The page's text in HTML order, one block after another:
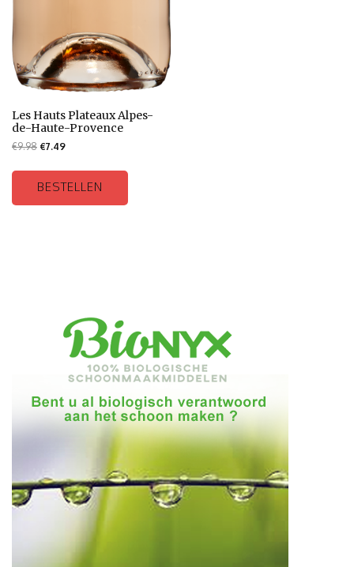
Les Hauts Plateaux Alpes-
de-Haute-Provence
€9.98 €7.49
BESTELLEN